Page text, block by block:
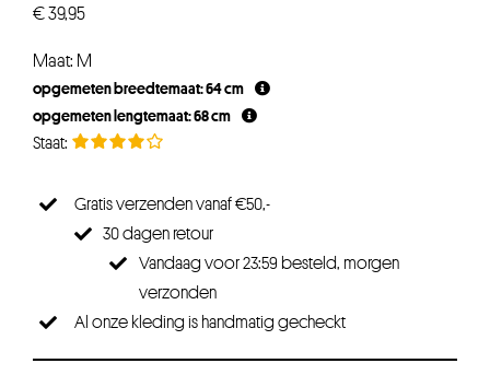
€39,95
Maat: M
opgemeten breedtemaat: 64 cm
opgemeten lengtemaat: 68 cm
Gratis verzenden vanaf €50,-
30 dagen retour
Vandaag voor 23:59 besteld, morgen
verzonden
Al onze kleding is handmatig gecheckt